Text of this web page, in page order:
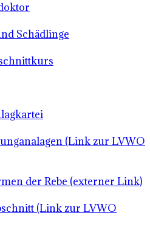
Schädlinge
(Link zur LVWO
der Rebe (externer Link)
(Link zur LVWO